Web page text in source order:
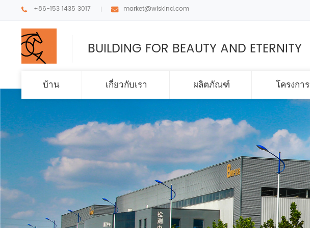
+86-153 1435 3017 market@wiskind.com
BUILDING FOR BEAUTY AND ETERNITY
บ้าน เกี่ยวกับเรา ผลิตภัณฑ์ โครงการ